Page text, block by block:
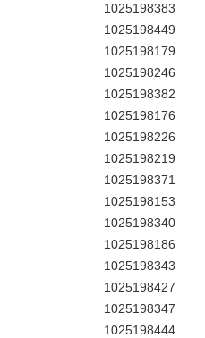
1025198383
1025198449
1025198179
1025198246
1025198382
1025198176
1025198226
1025198219
1025198371
1025198153
1025198340
1025198186
1025198343
1025198427
1025198347
1025198444